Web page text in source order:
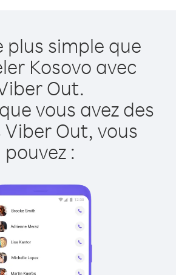
plus simple que
Kosovo avec
Out.
vous avez des
Out, vous
pouvez :